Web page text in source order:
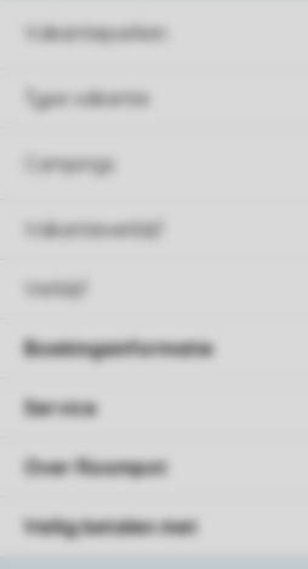
Vakantieparken
Type vakantie
Campings
Vakantieverblijf
Verblijf
Boekingsinformatie
Service
Over Roompot
Veilig betalen met